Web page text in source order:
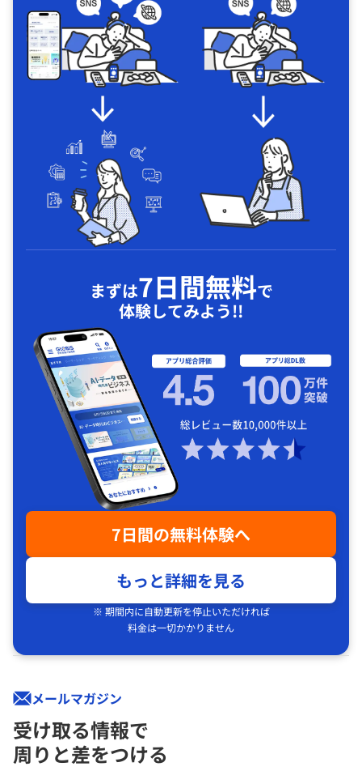
まずは7日間無料で
体験してみよう!!
7日間の無料体験へ
もっと詳細を見る
※ 期間内に自動更新を停止いただければ
料金は一切かかりません
メールマガジン
受け取る情報で
周りと差をつける